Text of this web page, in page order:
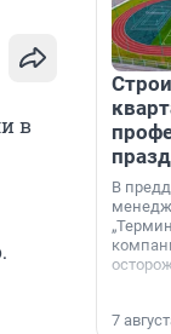
в
В
7